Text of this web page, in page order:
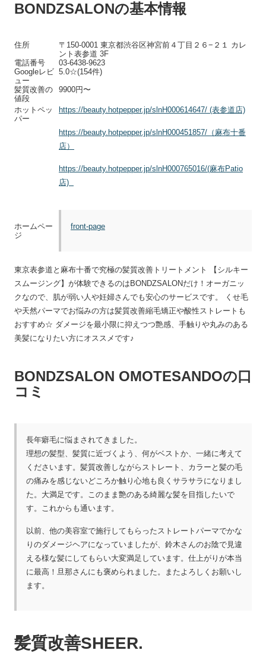
BONDZSALONの基本情報
住所
〒150-0001 東京都渋谷区神宮前４丁目２６−２１ カレ
ント表参道 3F
電話番号
03-6438-9623
Googleレビ
ュー
5.0☆(154件)
髪質改善の
値段
9900円〜
ホットペッ
パー
https://beauty.hotpepper.jp/slnH000614647/ (表参道店)
https://beauty.hotpepper.jp/slnH000451857/（麻布十番
店）
https://beauty.hotpepper.jp/slnH000765016/(麻布Patio
店)
ホームペー
ジ
front-page
東京表参道と麻布十番で究極の髪質改善トリートメント 【シルキー
スムージング】が体験できるのはBONDZSALONだけ！オーガニッ
クなので、肌が弱い人や妊婦さんでも安心のサービスです。 くせ毛
や天然パーマでお悩みの方は髪質改善縮毛矯正や酸性ストレートも
おすすめ☆ ダメージを最小限に抑えつつ艶感、手触りや丸みのある
美髪になりたい方にオススメです♪
BONDZSALON OMOTESANDOの口
コミ
長年癖毛に悩まされてきました。
理想の髪型、髪質に近づくよう、何がベストか、一緒に考えて
くださいます。髪質改善しながらストレート、カラーと髪の毛
の痛みを感じないどころか触り心地も良くサラサラになりまし
た。大満足です。このまま艶のある綺麗な髪を目指したいで
す。これからも通います。
以前、他の美容室で施行してもらったストレートパーマでかな
りのダメージヘアになっていましたが、鈴木さんのお陰で見違
える様な髪にしてもらい大変満足しています。仕上がりが本当
に最高！旦那さんにも褒められました。またよろしくお願いし
ます。
髪質改善SHEER.